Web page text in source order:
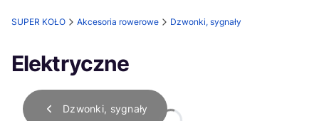
SUPER KOŁO Akcesoria rowerowe Dzwonki, sygnały
Elektryczne
Dzwonki, sygnały